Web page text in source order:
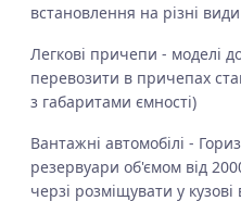
встановлення на різні
Легкові причепи - моделі
перевозити в причепах
з габаритами ємності)
Вантажні автомобілі -
резервуари об'ємом від
черзі розміщувати у